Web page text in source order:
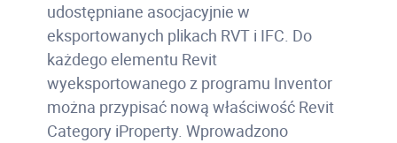
udostępniane asocjacyjnie w
eksportowanych plikach RVT i IFC. Do
każdego elementu Revit
wyeksportowanego z programu Inventor
można przypisać nową właściwość Revit
Category iProperty. Wprowadzono